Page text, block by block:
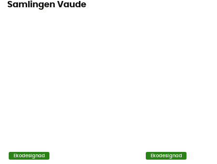
Samlingen Vaude
Ekodesignad Ekodesignad